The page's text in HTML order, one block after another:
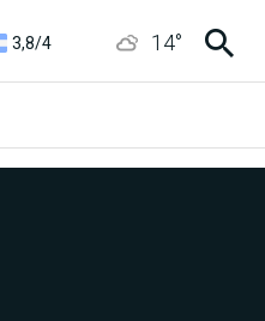
6850/
5900/5960
14°